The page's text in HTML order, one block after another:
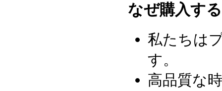
なぜ購入す
私たちは
す。
高品質な